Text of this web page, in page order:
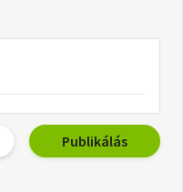
Publikálás